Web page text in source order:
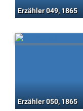
Erzähler 049, 1865
Erzähler 050, 1865